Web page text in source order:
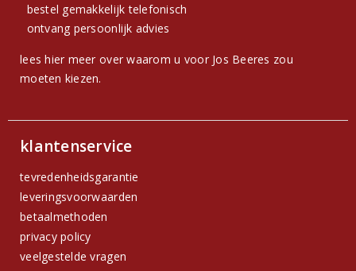
bestel gemakkelijk telefonisch
ontvang persoonlijk advies
lees hier meer over waarom u voor Jos Beeres zou
moeten kiezen.
klantenservice
tevredenheidsgarantie
leveringsvoorwaarden
betaalmethoden
privacy policy
veelgestelde vragen